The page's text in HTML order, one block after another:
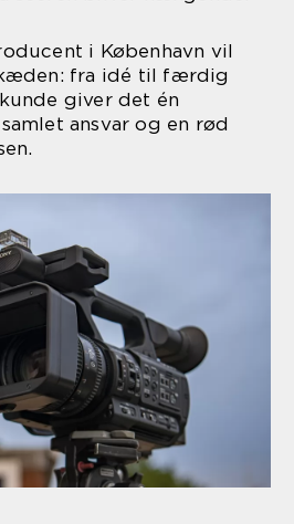
i København vil
fra idé til færdig
giver det én
ansvar og en rød